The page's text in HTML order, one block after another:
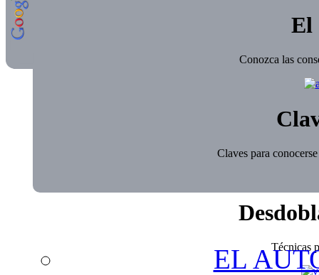
El
Conozca las
Claves para
Técnicas
EL